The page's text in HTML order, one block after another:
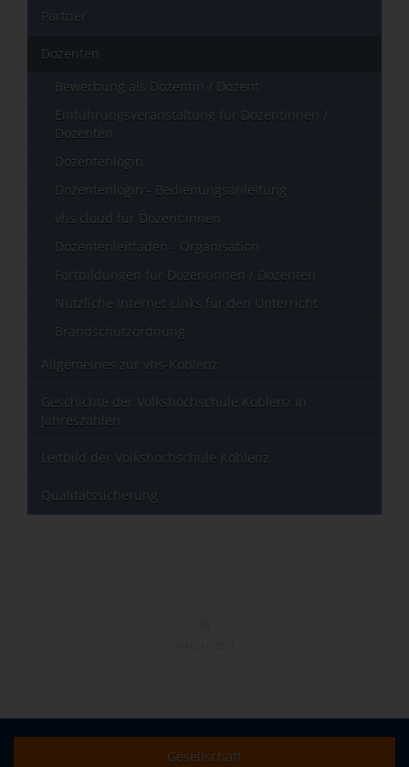
Partner
Dozenten
Bewerbung als Dozentin / Dozent
Einführungsveranstaltung für Dozentinnen /
Dozenten
Dozentenlogin
Dozentenlogin - Bedienungsanleitung
vhs cloud für Dozent:innen
Dozentenleitfaden - Organisation
Fortbildungen für Dozentinnen / Dozenten
Nützliche Internet-Links für den Unterricht
Brandschutzordnung
Allgemeines zur vhs-Koblenz
Geschichte der Volkshochschule Koblenz in
Jahreszahlen
Leitbild der Volkshochschule Koblenz
Qualitätssicherung
Gesellschaft